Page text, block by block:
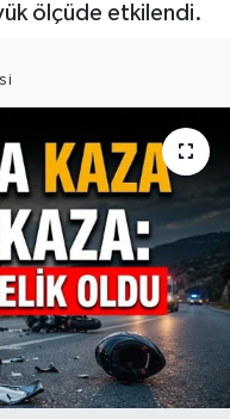
ölçüde etkilendi.